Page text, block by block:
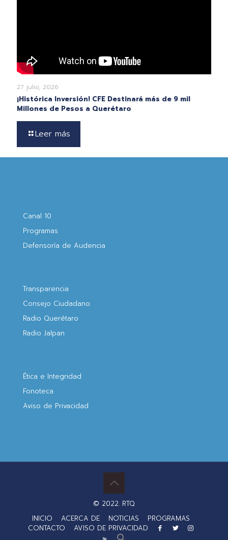
27 julio, 2026
¡Histórica Inversión! CFE Destinará más de 9 mil
Millones de Pesos a Querétaro
Leer más
Canal 10
Programas
Defensoría de Audencia
Transparencia
Consejo Ciudadano
Radio Querétaro
Radio Jalpan
Ética e Integridad
Fonoteca
Aviso de Privacidad
© 2022. RTQ
INICIO
ACERCA DE NOTICIAS
PROGRAMAS
CONTACTO
AVISO DE PRIVACIDAD